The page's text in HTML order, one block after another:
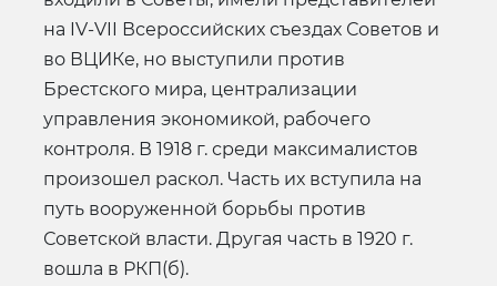
на IV-VII Всероссийских съездах Советов и
во ВЦИКе, но выступили против
Брестского мира, централизации
управления экономикой, рабочего
контроля. В 1918 г. среди максималистов
произошел раскол. Часть их вступила на
путь вооруженной борьбы против
Советской власти. Другая часть в 1920 г.
вошла в РКП(б).